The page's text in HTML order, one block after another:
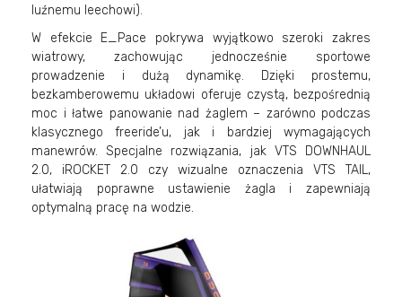
luźnemu leechowi).
W efekcie E_Pace pokrywa wyjątkowo szeroki zakres
wiatrowy, zachowując jednocześnie sportowe
prowadzenie i dużą dynamikę. Dzięki prostemu,
bezkamberowemu układowi oferuje czystą, bezpośrednią
moc i łatwe panowanie nad żaglem – zarówno podczas
klasycznego freeride’u, jak i bardziej wymagających
manewrów. Specjalne rozwiązania, jak VTS DOWNHAUL
2.0, iROCKET 2.0 czy wizualne oznaczenia VTS TAIL,
ułatwiają poprawne ustawienie żagla i zapewniają
optymalną pracę na wodzie.